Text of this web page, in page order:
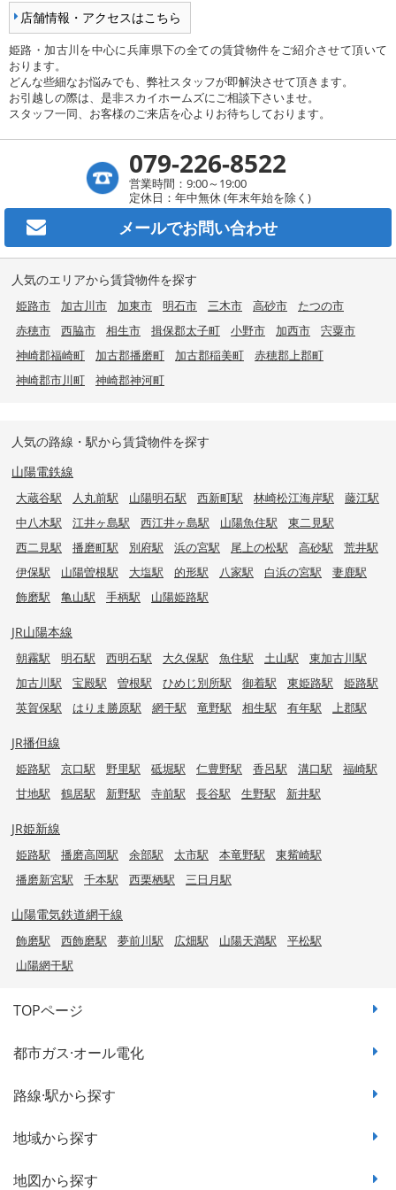
店舗情報・アクセスはこちら
姫路・加古川を中心に兵庫県下の全ての賃貸物件をご紹介させて頂いて
おります。
どんな些細なお悩みでも、弊社スタッフが即解決させて頂きます。
お引越しの際は、是非スカイホームズにご相談下さいませ。
スタッフ一同、お客様のご来店を心よりお待ちしております。
079-226-8522
営業時間：9:00～19:00
定休日：年中無休 (年末年始を除く)
メールでお問い合わせ
人気のエリアから賃貸物件を探す
姫路市 加古川市 加東市 明石市 三木市 高砂市
たつの市
赤穂市
西脇市 相生市 揖保郡太子町 小野市 加西市
宍粟市
神崎郡福崎町
加古郡播磨町 加古郡稲美町
赤穂郡上郡町
神崎郡市川町
神崎郡神河町
人気の路線・駅から賃貸物件を探す
山陽電鉄線
大蔵谷駅 人丸前駅 山陽明石駅 西新町駅 林崎松江海岸駅
藤江駅
中八木駅
江井ヶ島駅 西江井ヶ島駅 山陽魚住駅
東二見駅
西二見駅
播磨町駅 別府駅 浜の宮駅 尾上の松駅 高砂駅
荒井駅
伊保駅
山陽曽根駅 大塩駅 的形駅 八家駅 白浜の宮駅
妻鹿駅
飾磨駅
亀山駅 手柄駅 山陽姫路駅
JR山陽本線
朝霧駅 明石駅 西明石駅 大久保駅 魚住駅 土山駅
東加古川駅
加古川駅
宝殿駅 曽根駅 ひめじ別所駅 御着駅 東姫路駅
姫路駅
英賀保駅
はりま勝原駅 網干駅 竜野駅 相生駅 有年駅 上郡駅
JR播但線
姫路駅 京口駅 野里駅 砥堀駅 仁豊野駅 香呂駅 溝口駅
福崎駅
甘地駅
鶴居駅 新野駅 寺前駅 長谷駅 生野駅 新井駅
JR姫新線
姫路駅 播磨高岡駅 余部駅 太市駅 本竜野駅
東觜崎駅
播磨新宮駅
千本駅 西栗栖駅 三日月駅
山陽電気鉄道網干線
飾磨駅 西飾磨駅 夢前川駅 広畑駅 山陽天満駅
平松駅
山陽網干駅
TOPページ
都市ガス·オール電化
路線·駅から探す
地域から探す
地図から探す